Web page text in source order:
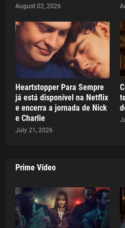
August 02, 2026
Heartstopper Para Sempre
já está disponível na Netflix
e encerra a jornada de Nick
e Charlie
July 21, 2026
Prime Vídeo